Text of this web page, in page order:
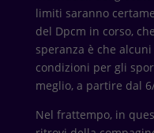
limiti saranno
del Dpcm in corso,
speranza è che
condizioni per gli
meglio, a partire dal
Nel frattempo, in